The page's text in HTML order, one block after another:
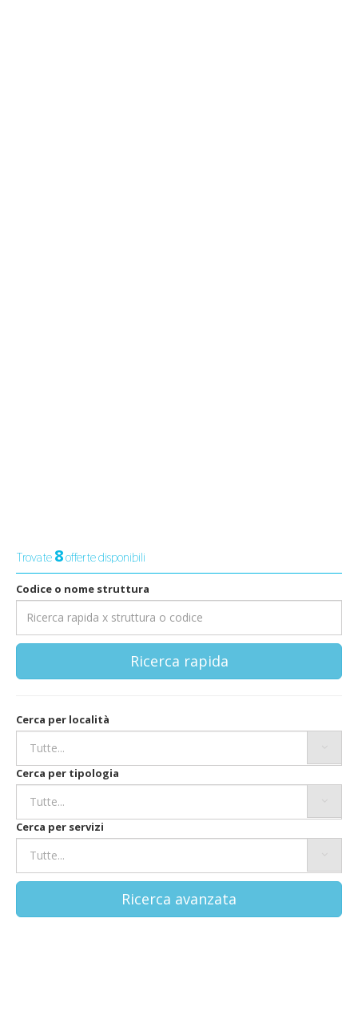
Trovate8offerte disponibili
Codice o nome struttura
Ricerca rapida
Cerca per località
Cerca per tipologia
Cerca per servizi
Ricerca avanzata